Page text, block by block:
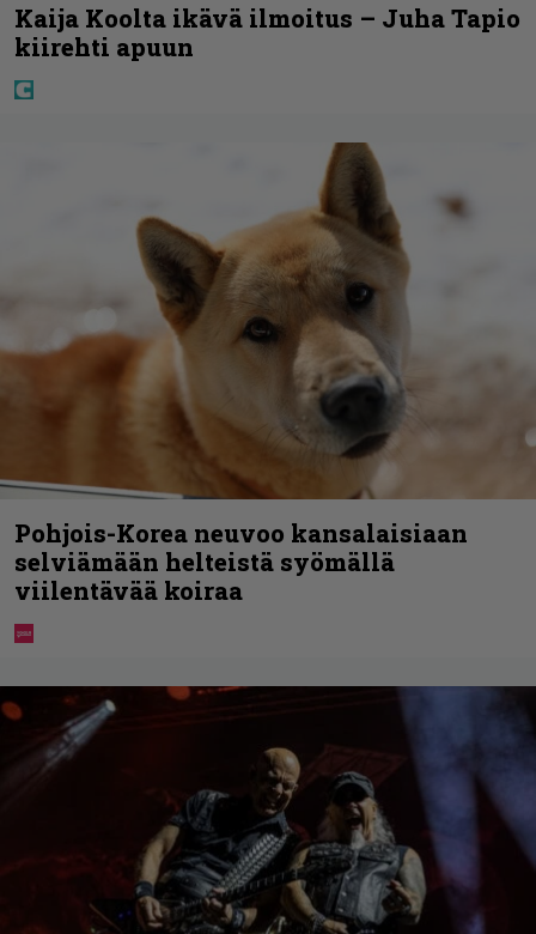
Kaija Koolta ikävä ilmoitus – Juha Tapio
kiirehti apuun
Pohjois-Korea neuvoo kansalaisiaan
selviämään helteistä syömällä
viilentävää koiraa